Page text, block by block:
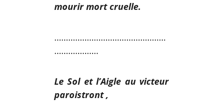
mourir mort cruelle.
…………………………………………
……………….
Le Sol et l’Aigle au victeur
paroistront ,